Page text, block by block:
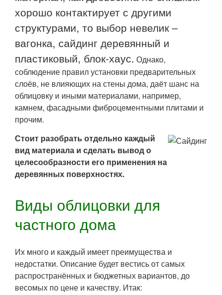
хорошо контактирует с другими
структурами, то выбор невелик –
вагонка, сайдинг деревянный и
пластиковый, блок-хаус. Однако,
соблюдение правил установки предварительных
слоёв, не влияющих на стены дома, даёт шанс на
облицовку и иными материалами, например,
камнем, фасадными фиброцементными плитами и
прочим.
Стоит разобрать отдельно каждый
вид материала и сделать вывод о
целесообразности его применения на
деревянных поверхностях.
Виды облицовки для
частного дома
Их много и каждый имеет преимущества и
недостатки. Описание будет вестись от самых
распространённых и бюджетных вариантов, до
весомых по цене и качеству. Итак: